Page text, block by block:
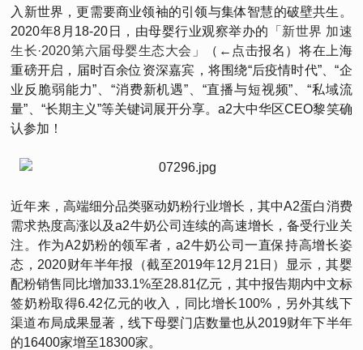
入新世界，更需要商业领袖的引领与集体智慧的破壁共生。
2020年8月18-20日，由母婴行业观察举办的 「新世界 加速
生长·2020第六届母婴生态大会」
（←点击报名）将在上海
重磅开启，届时百余位资深嘉宾，将围绕“后疫情时代”、“企
业反脆弱能力”、“消费新机遇”、“直播与短视频”、“私域流
量”、“长期主义”等关键词展开分享。a2大中华区CEO黎笑确
认参加！
近年来，高端细分品类驱动奶粉行业增长，其中A2蛋白消费
需求热度高涨以及a2牛奶公司连续的高速增长，备受行业关
注。作为A2奶粉的领军者，a2牛奶公司一直保持高增长姿
态，2020财年半年报（截至2019年12月21日）显示，其婴
配粉销售同比增加33.1%至28.81亿元，其中报告期内中文标
签奶粉取得6.42亿元的收入，同比增长100%，另外其线下
渠道布局成果显著，线下母婴门店数量也从2019财年下半年
的16400家增至18300家。